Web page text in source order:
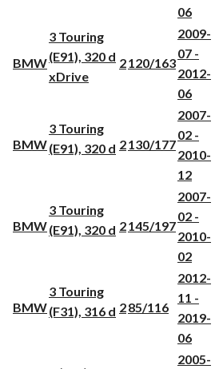
06
BMW
3 Touring
(E91), 320 d
xDrive
2120/163
2009-
07 -
2012-
06
BMW
3 Touring
(E91), 320 d 2130/177
2007-
02 -
2010-
12
BMW
3 Touring
(E91), 320 d 2145/197
2007-
02 -
2010-
02
BMW
3 Touring
(F31), 316 d 285/116
2012-
11 -
2019-
06
2005-